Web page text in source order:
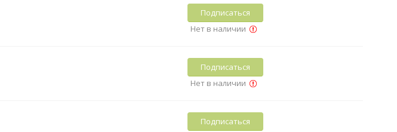
Подписаться
Нет в наличии
Подписаться
Нет в наличии
Подписаться